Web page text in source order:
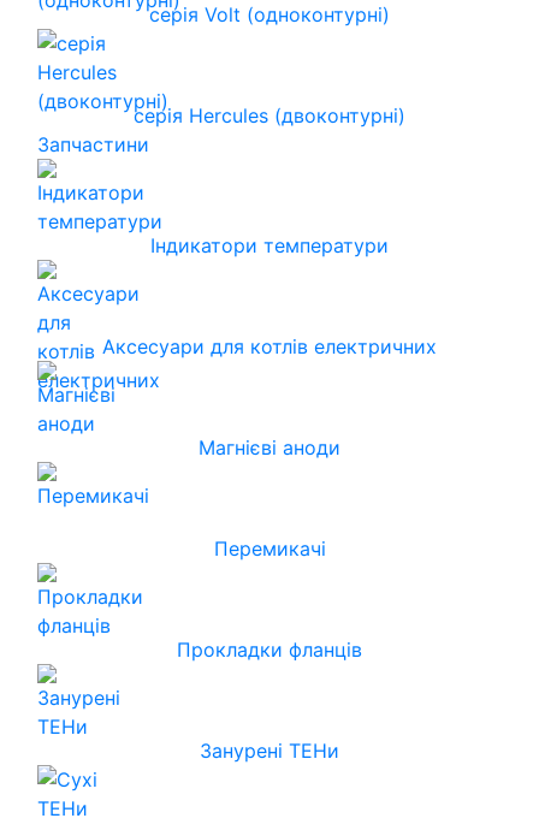
серія Volt (одноконтурні)
серія Hercules (двоконтурні)
Запчастини
Індикатори температури
Аксесуари для котлів електричних
Магнієві аноди
Перемикачі
Прокладки фланців
Занурені ТЕНи